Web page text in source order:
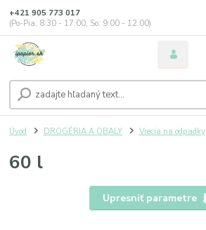
+421 905 773 017
(Po-Pia, 8:30 - 17:00, So: 9:00 - 12:00)
Úvod DROGÉRIA A OBALY Vrecia na odpadky
60 l
Upresniť parametre